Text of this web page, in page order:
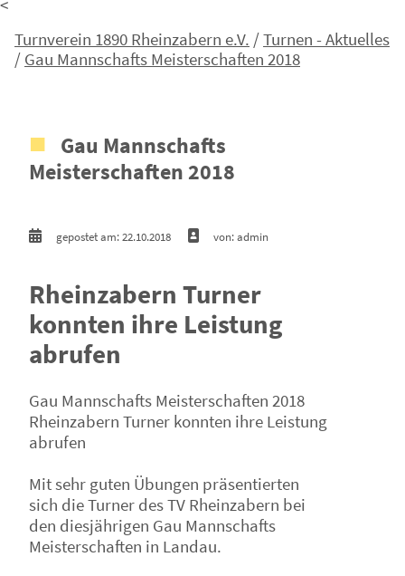
Turnverein 1890 Rheinzabern e.V. /Turnen - Aktuelles
/ Gau Mannschafts Meisterschaften 2018
Gau Mannschafts
Meisterschaften 2018
gepostet am: 22.10.2018 von: admin
Rheinzabern Turner
konnten ihre Leistung
abrufen
Gau Mannschafts Meisterschaften 2018
Rheinzabern Turner konnten ihre Leistung
abrufen
Mit sehr guten Übungen präsentierten
sich die Turner des TV Rheinzabern bei
den diesjährigen Gau Mannschafts
Meisterschaften in Landau.